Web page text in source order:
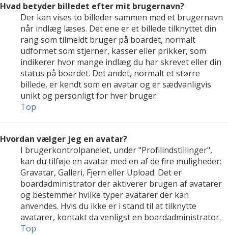
Hvad betyder billedet efter mit brugernavn?
Der kan vises to billeder sammen med et brugernavn
når indlæg læses. Det ene er et billede tilknyttet din
rang som tilmeldt bruger på boardet, normalt
udformet som stjerner, kasser eller prikker, som
indikerer hvor mange indlæg du har skrevet eller din
status på boardet. Det andet, normalt et større
billede, er kendt som en avatar og er sædvanligvis
unikt og personligt for hver bruger.
Top
Hvordan vælger jeg en avatar?
I brugerkontrolpanelet, under "Profilindstillinger",
kan du tilføje en avatar med en af de fire muligheder:
Gravatar, Galleri, Fjern eller Upload. Det er
boardadministrator der aktiverer brugen af avatarer
og bestemmer hvilke typer avatarer der kan
anvendes. Hvis du ikke er i stand til at tilknytte
avatarer, kontakt da venligst en boardadministrator.
Top